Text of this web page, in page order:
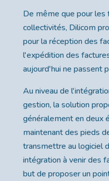
De même que pour
collectivités, Dilicom
pour la réception des
l'expédition des
aujourd'hui ne passent
Au niveau de
gestion, la solution
généralement en deux
maintenant des pieds
transmettre au logiciel
intégration à venir des
but de proposer un